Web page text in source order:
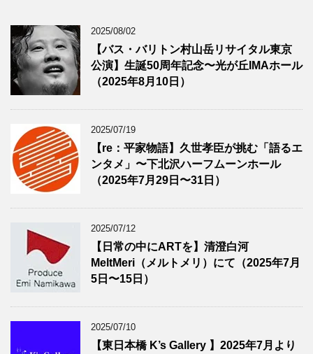
2025/08/02
【バス・バリトン村山岳リサイタル東京
公演】生誕50周年記念〜光が丘IMAホール
（2025年8月10日）
2025/07/19
【re：平家物語】久世孝臣が挑む「語るエ
ンタメ」〜下北沢ハーフムーンホール
（2025年7月29日〜31日）
2025/07/12
【日常の中にARTを】清澄白河
MeltMeri（メルトメリ）にて（2025年7月
5日〜15日）
2025/07/10
【東日本橋 K’s Gallery 】2025年7月より